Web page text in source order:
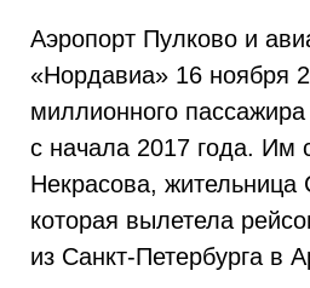
Аэропорт Пулково и
«Нордавиа» 16 ноября
миллионного
с начала 2017 года. Им
Некрасова, жительница
которая вылетела
из Санкт-Петербурга в